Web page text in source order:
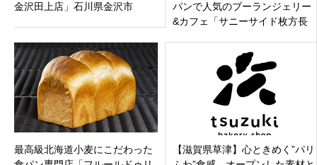
金沢田上店」石川県金沢市
パンで人気のブーランジェリー
&カフェ「サニーサイド枚方長
最高級北海道小麦にこだわった
【滋賀県草津】心ときめく”パリ